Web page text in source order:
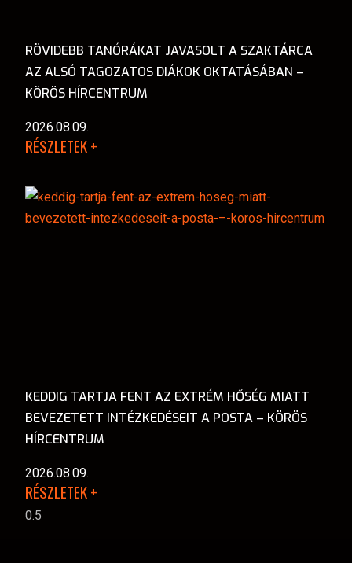
RÖVIDEBB TANÓRÁKAT JAVASOLT A SZAKTÁRCA
AZ ALSÓ TAGOZATOS DIÁKOK OKTATÁSÁBAN –
KÖRÖS HÍRCENTRUM
2026.08.09.
RÉSZLETEK +
KEDDIG TARTJA FENT AZ EXTRÉM HŐSÉG MIATT
BEVEZETETT INTÉZKEDÉSEIT A POSTA – KÖRÖS
HÍRCENTRUM
2026.08.09.
RÉSZLETEK +